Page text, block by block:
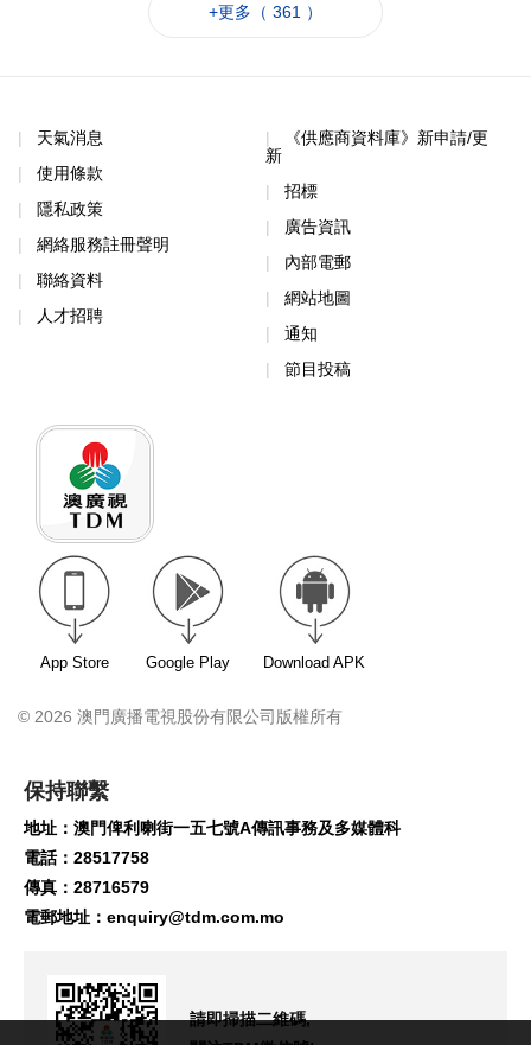
+更多（ 361 ）
天氣消息
使用條款
隱私政策
網絡服務註冊聲明
聯絡資料
人才招聘
《供應商資料庫》新申請/更
新
招標
廣告資訊
內部電郵
網站地圖
通知
節目投稿
App Store Google Play Download APK
© 2026 澳門廣播電視股份有限公司版權所有
保持聯繫
地址：澳門俾利喇街一五七號A傳訊事務及多媒體科
電話：28517758
傳真：28716579
電郵地址： enquiry@tdm.com.mo
請即掃描二維碼,